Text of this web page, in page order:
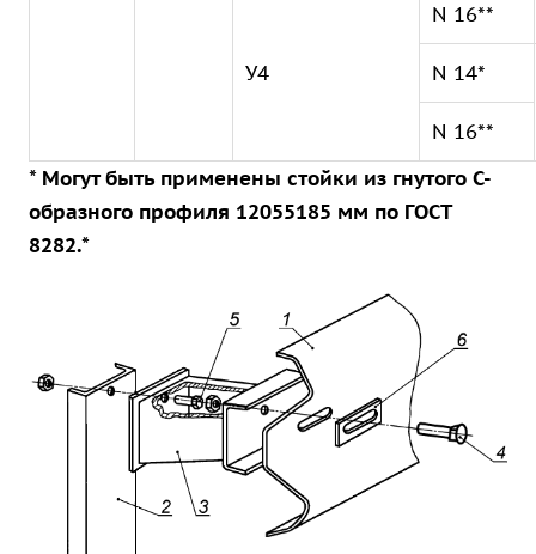
У4
N 16**
N 14*
N 16**
* Могут быть применены стойки из гнутого С-
образного профиля 12055185 мм по ГОСТ
8282.*